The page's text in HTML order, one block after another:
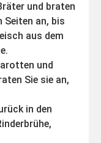
und braten
Seiten an, bis
aus dem
und
Sie sie an,
in den